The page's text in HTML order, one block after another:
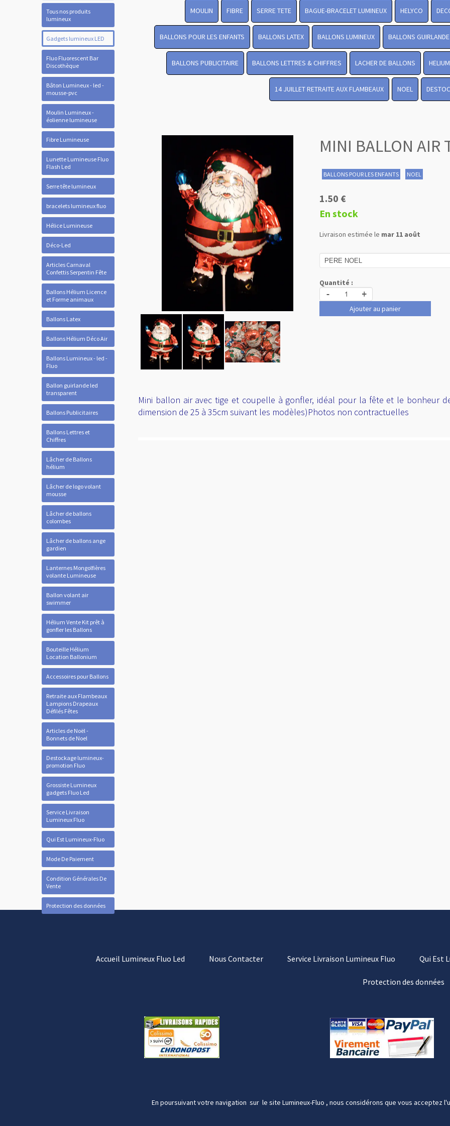
Tous nos produits
lumineux
Gadgets lumineux LED
Fluo Fluorescent Bar
Discothèque
Bâton Lumineux - led -
mousse-pvc
Moulin Lumineux -
éolienne lumineuse
Fibre Lumineuse
Lunette Lumineuse Fluo
Flash Led
Serre tête lumineux
bracelets lumineux fluo
Hélice Lumineuse
Déco-Led
Articles Carnaval
Confettis Serpentin Fête
Ballons Hélium Licence
et Forme animaux
Ballons Latex
Ballons Hélium Déco Air
Ballons Lumineux - led -
Fluo
Ballon guirlande led
transparent
Ballons Publicitaires
Ballons Lettres et
Chiffres
Lâcher de Ballons
hélium
Lâcher de logo volant
mousse
Lâcher de ballons
colombes
Lâcher de ballons ange
gardien
Lanternes Mongolfières
volante Lumineuse
Ballon volant air
swimmer
Hélium Vente Kit prêt à
gonfler les Ballons
Bouteille Hélium
Location Ballonium
Accessoires pour Ballons
Retraite aux Flambeaux
Lampions Drapeaux
Défilés Fêtes
Articles de Noël -
Bonnets de Noel
Destockage lumineux-
promotion Fluo
Grossiste Lumineux
gadgets Fluo Led
Service Livraison
Lumineux Fluo
Qui Est Lumineux-Fluo
Mode De Paiement
Condition Générales De
Vente
Protection des données
Accueil Lumineux Fluo Led Nous Contacter Service Livraison Lumineux Fluo Qui Est
Protection des données
En poursuivant votre navigation sur le site Lumineux-Fluo , nous considérons que vous acceptez
MOULIN FIBRE SERRE TETE BAGUE-BRACELET LUMINEUX HELYCO
BALLONS POUR LES ENFANTS BALLONS LATEX BALLONS LUMINEUX BALLONS GUIRLANDE
BALLONS PUBLICITAIRE BALLONS LETTRES & CHIFFRES LACHER DE BALLONS
14 JUILLET RETRAITE AUX FLAMBEAUX NOEL
MINI BALLON AIR
BALLONS POUR LES ENFANTS NOEL
1.50 €
En stock
Livraison estimée le mar 11 août
Quantité :
- +
Ajouter au panier
Mini ballon air avec tige et coupelle à gonfler, idéal pour la fête et le bonheur
dimension de 25 à 35cm suivant les modèles)Photos non contractuelles